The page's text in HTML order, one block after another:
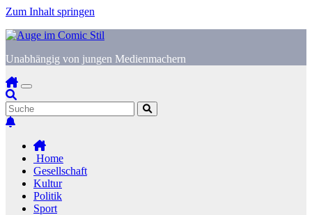
Zum Inhalt springen
Unabhängig von jungen Medienmachern
Home
Gesellschaft
Kultur
Politik
Sport